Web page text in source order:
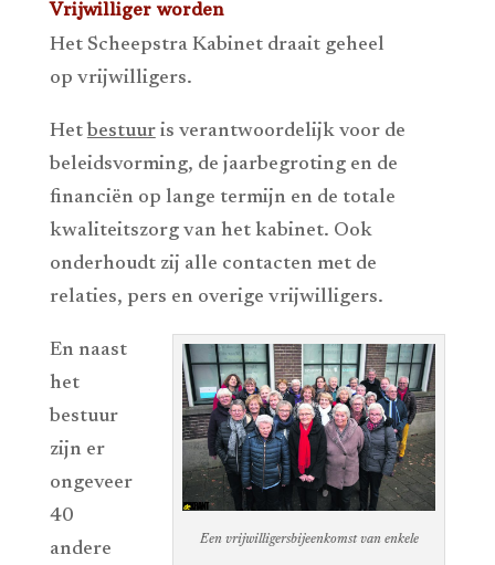
Vrijwilliger worden
Het Scheepstra Kabinet draait geheel
op vrijwilligers.
Het bestuuris verantwoordelijk voor de
beleidsvorming, de jaarbegroting en de
financiën op lange termijn en de totale
kwaliteitszorg van het kabinet. Ook
onderhoudt zij alle contacten met de
relaties, pers en overige vrijwilligers.
Een vrijwilligersbijeenkomst van enkele
En naast
het
bestuur
zijn er
ongeveer
40
andere